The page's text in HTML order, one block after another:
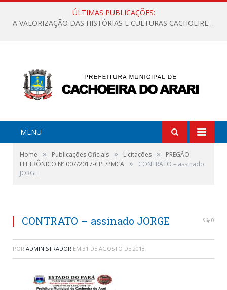
ÚLTIMAS PUBLICAÇÕES:
A VALORIZAÇÃO DAS HISTÓRIAS E CULTURAS CACHOEIRENSES
MENU
Home » Publicações Oficiais » Licitações »
PREGÃO
ELETRÔNICO Nº 007/2017-CPL/PMCA »
CONTRATO – assinado
JORGE
CONTRATO – assinado JORGE 0
POR ADMINISTRADOR EM 31 DE AGOSTO DE 2018